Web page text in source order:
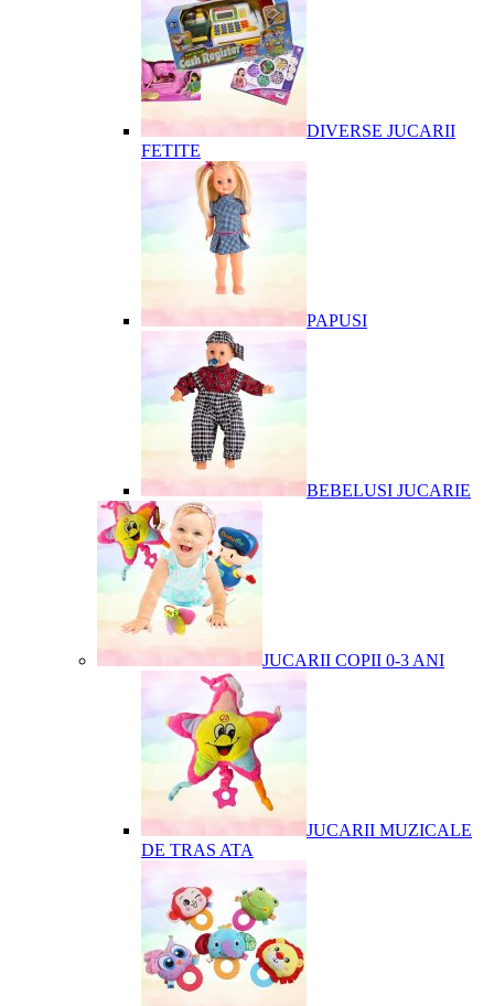
DIVERSE JUCARII
FETITE
PAPUSI
BEBELUSI JUCARIE
JUCARII COPII 0-3 ANI
JUCARII MUZICALE
DE TRAS ATA